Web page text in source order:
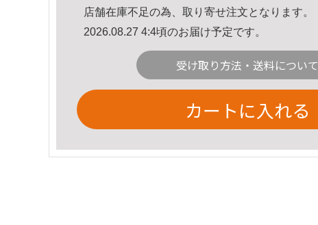
店舗在庫不足の為、取り寄せ注文となります。
2026.08.27 4:4頃のお届け予定です。
受け取り方法・送料について
カートに入れる